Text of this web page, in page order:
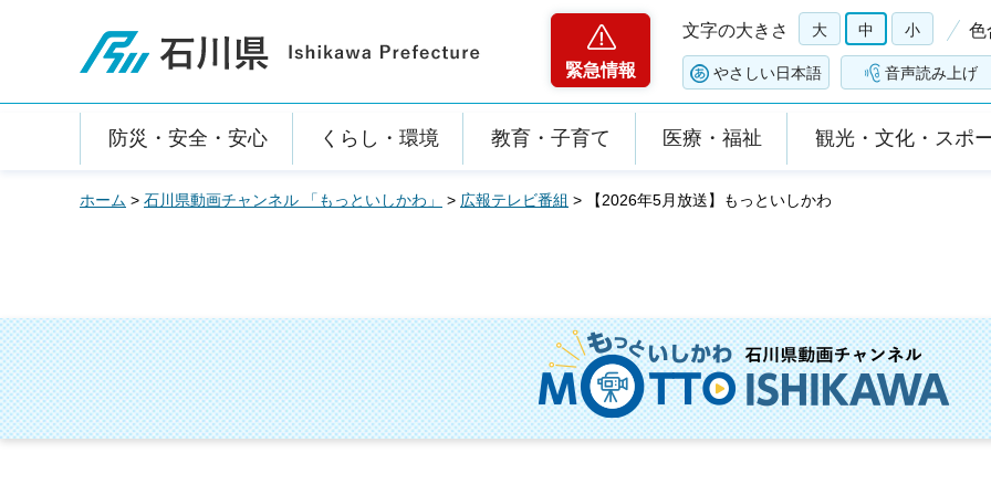
石川県
緊急情報
文字の大きさ 大 中 小 色
やさしい日本語 音声読み上げ
防災・安全・安心 くらし・環境 教育・子育て 医療・福祉 観光・文化・スポ
ホーム > 石川県動画チャンネル 「もっといしかわ」 > 広報テレビ番組 > 【2026年5月放送】もっといしかわ